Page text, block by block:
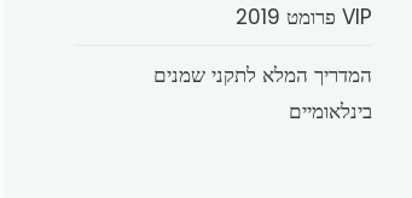
VIP פרומט 2019
המדריך המלא לתקני שמנים
בינלאומיים